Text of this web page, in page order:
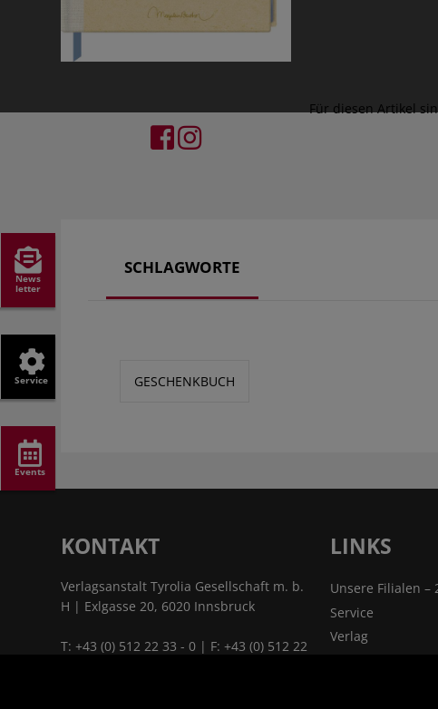
News
letter
Service
Events
Für diesen Artikel
SCHLAGWORTE
GESCHENKBUCH
KONTAKT
Verlagsanstalt Tyrolia Gesellschaft m. b.
H | Exlgasse 20, 6020 Innsbruck
T:+43 (0) 512 22 33 - 0 | F: +43 (0) 512 22
LINKS
Unsere Filialen –
Service
Verlag